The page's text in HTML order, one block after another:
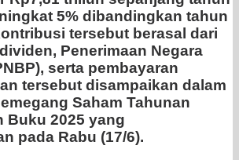
5% dibandingkan tahun
tersebut berasal dari
Penerimaan Negara
serta pembayaran
tersebut disampaikan dalam
Saham Tahunan
Buku 2025 yang
pada Rabu (17/6).